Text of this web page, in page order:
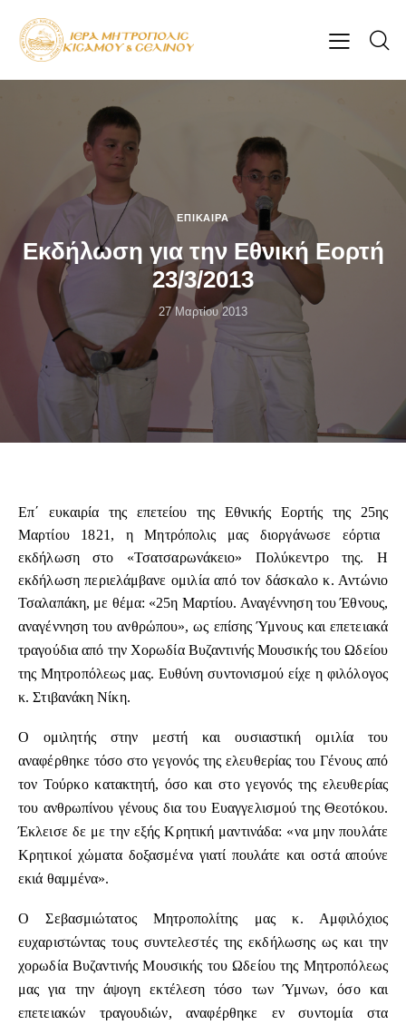
ΕΠΊΚΑΙΡΑ
Εκδήλωση για την Εθνική Εορτή
23/3/2013
27 Μαρτίου 2013
Επ΄ ευκαιρία της επετείου της Εθνικής Εορτής της 25ης
Μαρτίου 1821, η Μητρόπολις μας διοργάνωσε εόρτια
εκδήλωση στο «Τσατσαρωνάκειο» Πολύκεντρο της. Η
εκδήλωση περιελάμβανε ομιλία από τον δάσκαλο κ. Αντώνιο
Τσαλαπάκη, με θέμα: «25η Μαρτίου. Αναγέννηση του Έθνους,
αναγέννηση του ανθρώπου», ως επίσης Ύμνους και επετειακά
τραγούδια από την Χορωδία Βυζαντινής Μουσικής του Ωδείου
της Μητροπόλεως μας. Ευθύνη συντονισμού είχε η φιλόλογος
κ. Στιβανάκη Νίκη.
Ο ομιλητής στην μεστή και ουσιαστική ομιλία του
αναφέρθηκε τόσο στο γεγονός της ελευθερίας του Γένους από
τον Τούρκο κατακτητή, όσο και στο γεγονός της ελευθερίας
του ανθρωπίνου γένους δια του Ευαγγελισμού της Θεοτόκου.
Έκλεισε δε με την εξής Κρητική μαντινάδα: «να μην πουλάτε
Κρητικοί χώματα δοξασμένα γιατί πουλάτε και οστά απούνε
εκιά θαμμένα».
Ο Σεβασμιώτατος Μητροπολίτης μας κ. Αμφιλόχιος
ευχαριστώντας τους συντελεστές της εκδήλωσης ως και την
χορωδία Βυζαντινής Μουσικής του Ωδείου της Μητροπόλεως
μας για την άψογη εκτέλεση τόσο των Ύμνων, όσο και
επετειακών τραγουδιών, αναφέρθηκε εν συντομία στα